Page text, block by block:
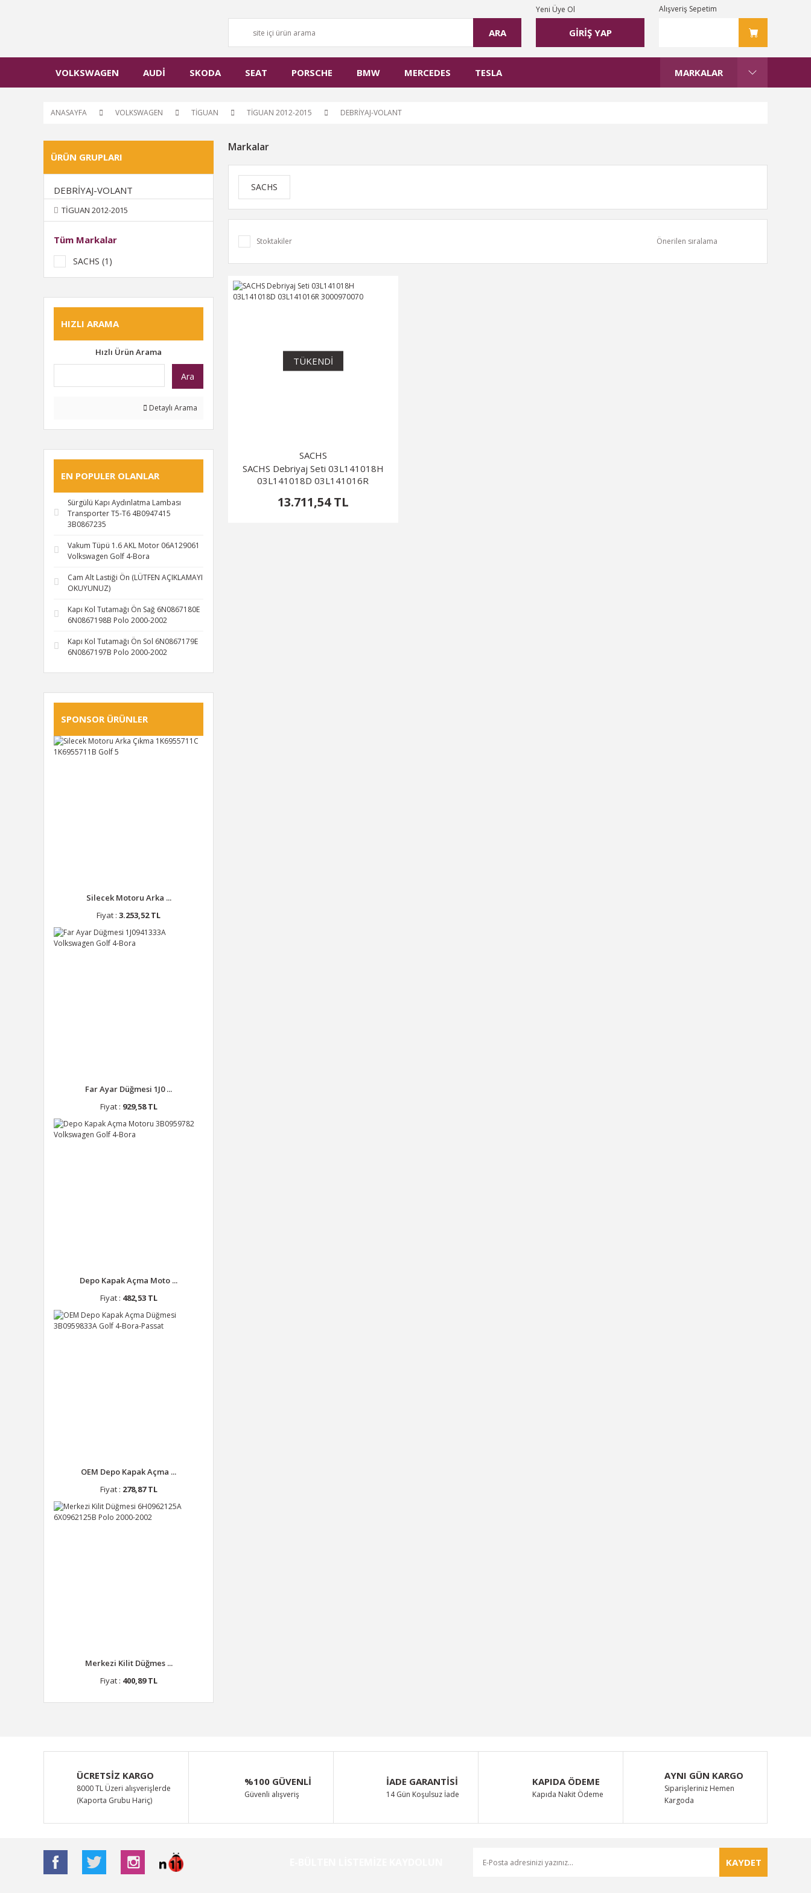
ARA GİRİŞ YAP
Yeni Üye Ol Alışveriş Sepetim
VOLKSWAGEN AUDİ SKODA SEAT PORSCHE BMW MERCEDES TESLA MARKALAR
ANASAYFA VOLKSWAGEN TİGUAN TİGUAN 2012-2015 DEBRİYAJ-VOLANT
ÜRÜN GRUPLARI
DEBRİYAJ-VOLANT
TİGUAN 2012-2015
Tüm Markalar
SACHS (1)
HIZLI ARAMA
Hızlı Ürün Arama
Ara
Detaylı Arama
EN POPULER OLANLAR
Sürgülü Kapı Aydınlatma Lambası
Transporter T5-T6 4B0947415
3B0867235
Vakum Tüpü 1.6 AKL Motor 06A129061
Volkswagen Golf 4-Bora
Cam Alt Lastiği Ön (LÜTFEN AÇIKLAMAYI
OKUYUNUZ)
Kapı Kol Tutamağı Ön Sağ 6N0867180E
6N0867198B Polo 2000-2002
Kapı Kol Tutamağı Ön Sol 6N0867179E
6N0867197B Polo 2000-2002
SPONSOR ÜRÜNLER
Silecek Motoru Arka ...
Fiyat : 3.253,52 TL
Far Ayar Düğmesi 1J0 ...
Fiyat : 929,58 TL
Depo Kapak Açma Moto ...
Fiyat : 482,53 TL
OEM Depo Kapak Açma ...
Fiyat : 278,87 TL
Merkezi Kilit Düğmes ...
Fiyat : 400,89 TL
Markalar
SACHS
Stoktakiler
TÜKENDİ
SACHS
SACHS Debriyaj Seti 03L141018H
03L141018D 03L141016R
13.711,54 TL
ÜCRETSİZ KARGO
8000 TL Üzeri alışverişlerde
(Kaporta Grubu Hariç)
%100 GÜVENLİ
Güvenli alışveriş
İADE GARANTİSİ
14 Gün Koşulsuz İade
KAPIDA ÖDEME
Kapıda Nakit Ödeme
AYNI GÜN KARGO
Siparişleriniz Hemen
Kargoda
KAYDET